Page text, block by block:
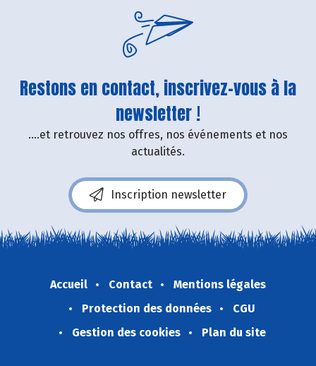
Restons en contact, inscrivez-vous à la
newsletter !
....et retrouvez nos offres, nos événements et nos
actualités.
Inscription newsletter
Accueil Contact
Mentions légales
Protection des données
CGU
Gestion des cookies
Plan du site